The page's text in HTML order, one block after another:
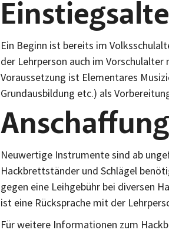
Ein Beginn ist bereits im
der Lehrperson auch im
Voraussetzung ist Elementares
Grundausbildung etc.) als
Anschaffung
Neuwertige Instrumente sind ab
Hackbrettständer und Schlägel
gegen eine Leihgebühr bei diversen
ist eine Rücksprache mit der
Für weitere Informationen zum